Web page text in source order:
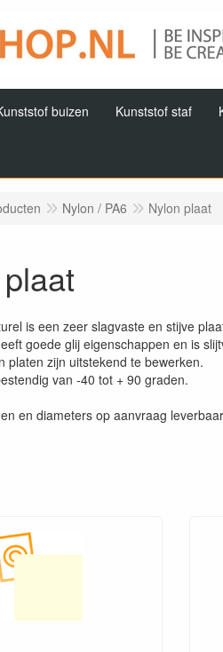
buizen Kunststof staf
Nylon / PA6 Nylon plaat
is een zeer slagvaste en stijve
goede glij eigenschappen en is
platen zijn uitstekend te bewerken.
van -40 tot + 90 graden.
en diameters op aanvraag